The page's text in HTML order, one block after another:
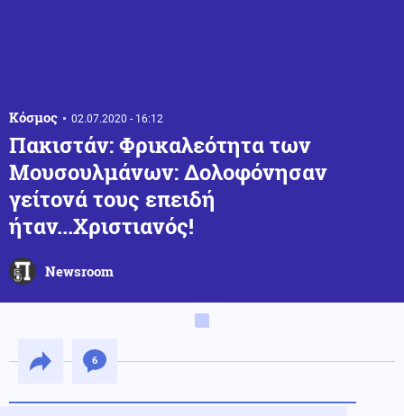
Κόσμος 02.07.2020 - 16:12
Πακιστάν: Φρικαλεότητα των
Μουσουλμάνων: Δολοφόνησαν
γείτονά τους επειδή
ήταν...Χριστιανός!
Newsroom
6